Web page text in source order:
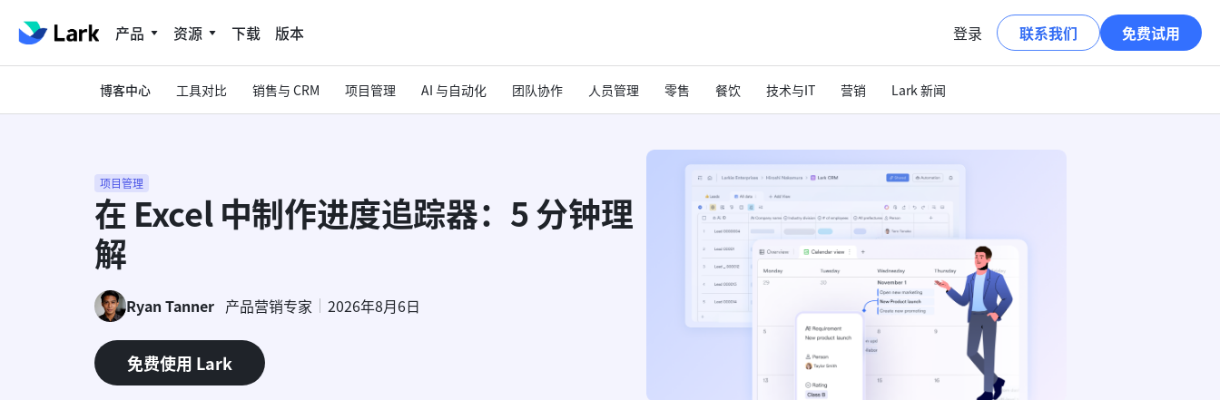
产品 资源 下载 版本 登录 联系我们 免费试用
博客中心 工具对比 销售与 CRM 项目管理 AI 与自动化 团队协作 人员管理 零售 餐饮 技术与IT 营销 Lark 新闻
项目管理
在 Excel 中制作进度追踪器：5 分钟理
解
Ryan Tanner 产品营销专家 2026年8月6日
免费使用 Lark